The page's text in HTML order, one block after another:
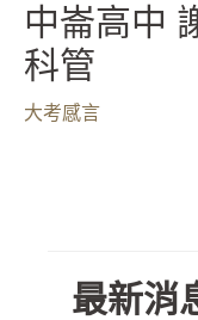
中崙高中
科管
大考感言
最新消